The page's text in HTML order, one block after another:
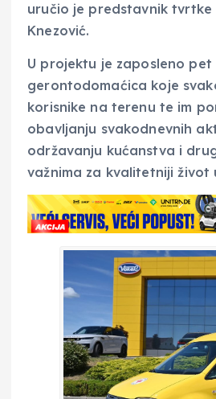
uručio je predstavnik tvrtke
Knezović.
U projektu je zaposleno pet
gerontodomaćica koje
korisnike na terenu te im
obavljanju svakodnevnih
održavanju kućanstva i
važnima za kvalitetniji život